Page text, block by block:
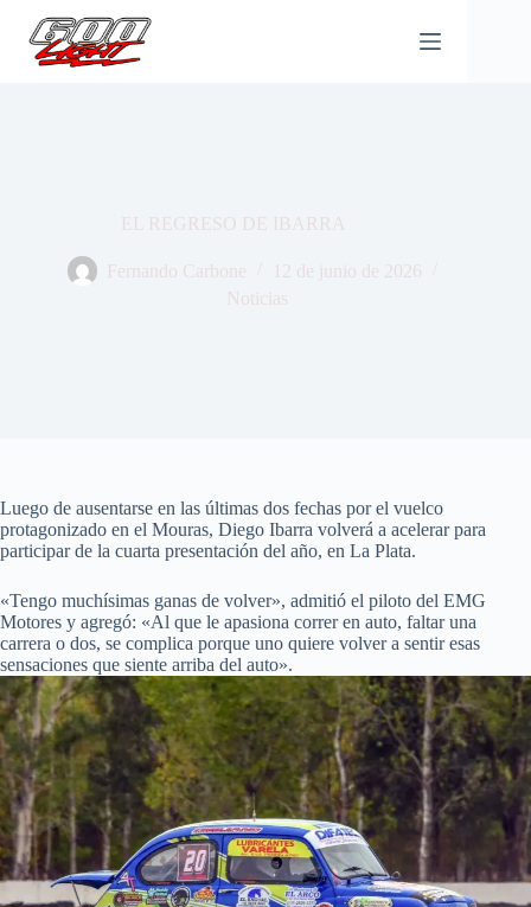
contenido
EL REGRESO DE IBARRA
Fernando Carbone
12 de junio de 2026
Noticias
Luego de ausentarse en las últimas dos fechas por el vuelco
protagonizado en el Mouras, Diego Ibarra volverá a acelerar para
participar de la cuarta presentación del año, en La Plata.
«Tengo muchísimas ganas de volver», admitió el piloto del EMG
Motores y agregó: «Al que le apasiona correr en auto, faltar una
carrera o dos, se complica porque uno quiere volver a sentir esas
sensaciones que siente arriba del auto».